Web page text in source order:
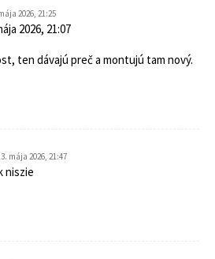
2026, 21:25
2026, 21:07
ten dávajú preč a montujú tam nový.
mája 2026, 21:47
niszie